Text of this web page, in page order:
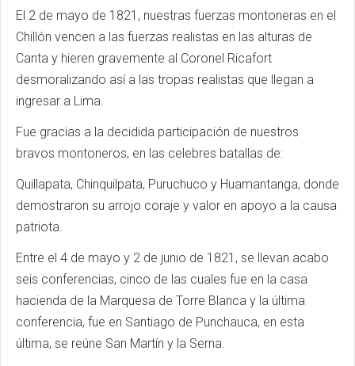
El 2 de mayo de 1821, nuestras fuerzas montoneras en el
Chillón vencen a las fuerzas realistas en las alturas de
Canta y hieren gravemente al Coronel Ricafort
desmoralizando así a las tropas realistas que llegan a
ingresar a Lima.
Fue gracias a la decidida participación de nuestros
bravos montoneros, en las celebres batallas de:
Quillapata, Chinquilpata, Puruchuco y Huamantanga, donde
demostraron su arrojo coraje y valor en apoyo a la causa
patriota.
Entre el 4 de mayo y 2 de junio de 1821, se llevan acabo
seis conferencias, cinco de las cuales fue en la casa
hacienda de la Marquesa de Torre Blanca y la última
conferencia, fue en Santiago de Punchauca, en esta
última, se reúne San Martín y la Serna.